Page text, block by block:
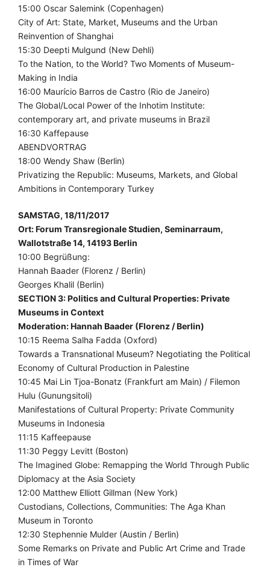
15:00 Oscar Salemink (Copenhagen)
City of Art: State, Market, Museums and the Urban
Reinvention of Shanghai
15:30 Deepti Mulgund (New Dehli)
To the Nation, to the World? Two Moments of Museum-
Making in India
16:00 Maurício Barros de Castro (Rio de Janeiro)
The Global/Local Power of the Inhotim Institute:
contemporary art, and private museums in Brazil
16:30 Kaffepause
ABENDVORTRAG
18:00 Wendy Shaw (Berlin)
Privatizing the Republic: Museums, Markets, and Global
Ambitions in Contemporary Turkey
SAMSTAG, 18/11/2017
Ort: Forum Transregionale Studien, Seminarraum,
Wallotstraße 14, 14193 Berlin
10:00 Begrüßung:
Hannah Baader (Florenz / Berlin)
Georges Khalil (Berlin)
SECTION 3: Politics and Cultural Properties: Private
Museums in Context
Moderation: Hannah Baader (Florenz / Berlin)
10:15 Reema Salha Fadda (Oxford)
Towards a Transnational Museum? Negotiating the Political
Economy of Cultural Production in Palestine
10:45 Mai Lin Tjoa-Bonatz (Frankfurt am Main) / Filemon
Hulu (Gunungsitoli)
Manifestations of Cultural Property: Private Community
Museums in Indonesia
11:15 Kaffeepause
11:30 Peggy Levitt (Boston)
The Imagined Globe: Remapping the World Through Public
Diplomacy at the Asia Society
12:00 Matthew Elliott Gillman (New York)
Custodians, Collections, Communities: The Aga Khan
Museum in Toronto
12:30 Stephennie Mulder (Austin / Berlin)
Some Remarks on Private and Public Art Crime and Trade
in Times of War